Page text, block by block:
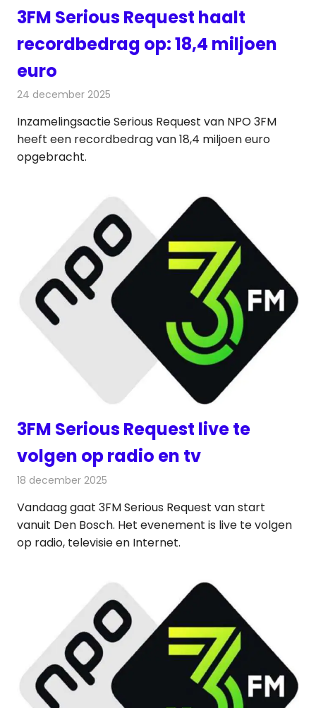
3FM Serious Request haalt
recordbedrag op: 18,4 miljoen
euro
24 december 2025
Inzamelingsactie Serious Request van NPO 3FM
heeft een recordbedrag van 18,4 miljoen euro
opgebracht.
3FM Serious Request live te
volgen op radio en tv
18 december 2025
Vandaag gaat 3FM Serious Request van start
vanuit Den Bosch. Het evenement is live te volgen
op radio, televisie en Internet.